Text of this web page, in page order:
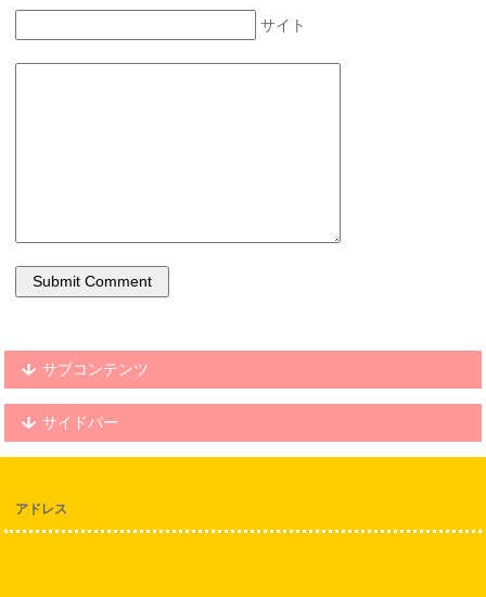
サイト
サブコンテンツ
サイドバー
アドレス